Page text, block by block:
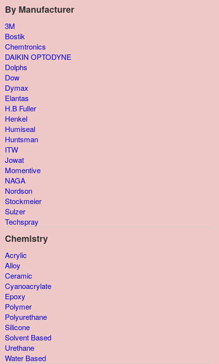
By Manufacturer
3M
Bostik
Chemtronics
DAIKIN OPTODYNE
Dolphs
Dow
Dymax
Elantas
H.B Fuller
Henkel
Humiseal
Huntsman
ITW
Jowat
Momentive
NAGA
Nordson
Stockmeier
Sulzer
Techspray
Chemistry
Acrylic
Alloy
Ceramic
Cyanoacrylate
Epoxy
Polymer
Polyurethane
Silicone
Solvent Based
Urethane
Water Based